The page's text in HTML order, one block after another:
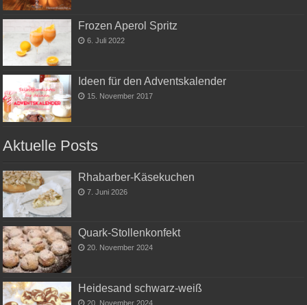
Frozen Aperol Spritz
6. Juli 2022
Ideen für den Adventskalender
15. November 2017
Aktuelle Posts
Rhabarber-Käsekuchen
7. Juni 2026
Quark-Stollenkonfekt
20. November 2024
Heidesand schwarz-weiß
20. November 2024